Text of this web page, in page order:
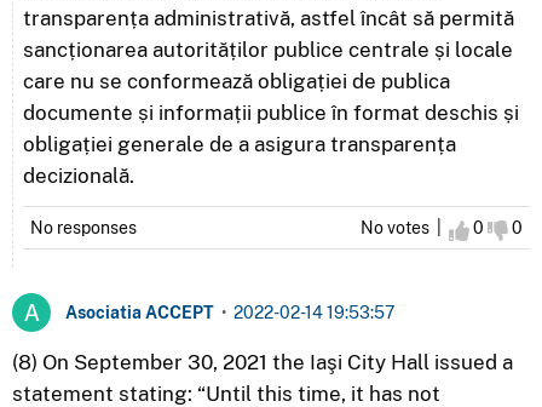
transparența administrativă, astfel încât să permită
sancționarea autorităților publice centrale și locale
care nu se conformează obligației de publica
documente și informații publice în format deschis și
obligației generale de a asigura transparența
decizională.
No votes | I agree
0 I
0
No responses
Asociatia ACCEPT • 2022-02-14 19:53:57
(8) On September 30, 2021 the Iaşi City Hall issued a
statement stating: “Until this time, it has not